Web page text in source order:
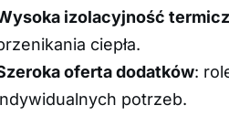
izolacyjność
ciepła.
oferta dodatków:
potrzeb.